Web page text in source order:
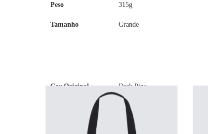
Tamanho Grande
Passeio
Trabalho
Cor Original Dark Pine
Peso 315g